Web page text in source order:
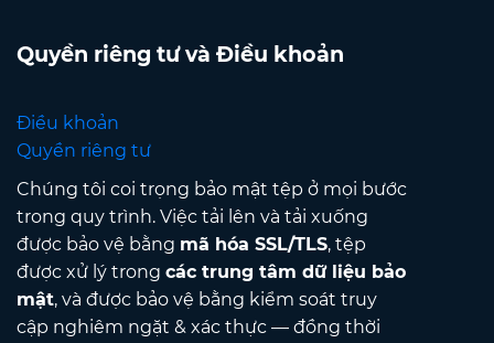
Quyền riêng tư và Điều khoản
Điều khoản
Quyền riêng tư
Chúng tôi coi trọng bảo mật tệp ở mọi bước
trong quy trình. Việc tải lên và tải xuống
được bảo vệ bằng mã hóa SSL/TLS, tệp
được xử lý trong các trung tâm dữ liệu bảo
mật, và được bảo vệ bằng kiểm soát truy
cập nghiêm ngặt & xác thực — đồng thời